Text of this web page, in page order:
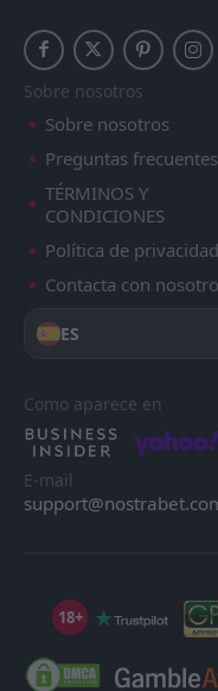
Sobre nosotros
Sobre nosotros
Preguntas frecuentes
TÉRMINOS Y
CONDICIONES
Política de privacidad
Contacta con
ES
Como aparece en
E-mail
18+